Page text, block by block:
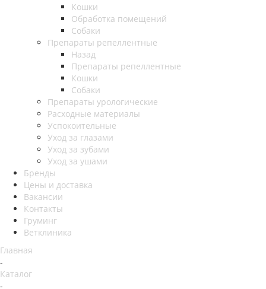
Кошки
Обработка помещений
Собаки
Препараты репеллентные
Назад
Препараты репеллентные
Кошки
Собаки
Препараты урологические
Расходные материалы
Успокоительные
Уход за глазами
Уход за зубами
Уход за ушами
Бренды
Цены и доставка
Вакансии
Контакты
Груминг
Ветклиника
Главная
-
Каталог
-